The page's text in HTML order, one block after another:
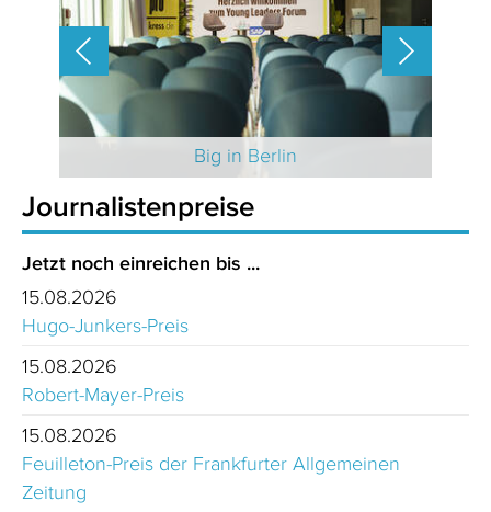
Big in Berlin
Journalistenpreise
Jetzt noch einreichen bis ...
15.08.2026
Hugo-Junkers-Preis
15.08.2026
Robert-Mayer-Preis
15.08.2026
Feuilleton-Preis der Frankfurter Allgemeinen
Zeitung